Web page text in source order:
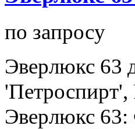
по запросу
Эверлюкс 63
'Петроспирт',
Эверлюкс